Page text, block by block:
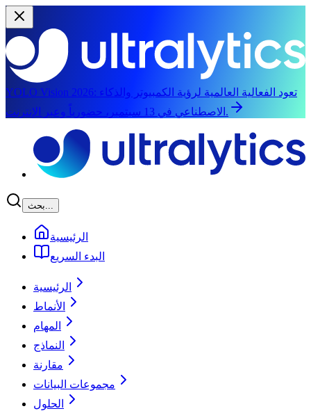
YOLO Vision 2026: تعود الفعالية العالمية لرؤية الكمبيوتر والذكاء
الاصطناعي في 13 سبتمبر، حضورياً وعبر الإنترنت.
بحث...
الرئيسية
البدء السريع
الرئيسية
الأنماط
المهام
النماذج
مقارنة
مجموعات البيانات
الحلول